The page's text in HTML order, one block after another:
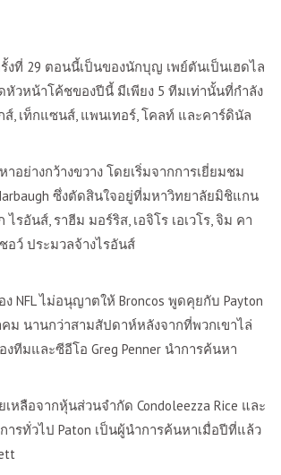
งที่ 29 ตอนนี้เป็นของนักบุญ เพย์ตันเป็นเฮดไล
หัวหน้าโค้ชของปีนี้ มีเพียง 5 ทีมเท่านั้นที่กำลัง
ส์, เท็กแซนส์, แพนเทอร์,โคลท์ และคาร์ดินัล
อย่างกว้างขวาง โดยเริ่มจากการเยี่ยมชม
ซึ่งตัดสินใจอยู่ที่มหาวิทยาลัยมิชิแกน
ไรอันส์, ราฮีม มอร์ริส, เอจิโร เอเวโร, จิม คา
อว์ ประมวลจ้างไรอันส์
ง NFLไม่อนุญาตให้ Broncos พูดคุยกับ Payton
ม นานกว่าสามสัปดาห์หลังจากที่พวกเขาไล่
งทีมและซีอีโอ Greg Penner นำการค้นหา
หลือจากหุ้นส่วนจำกัด Condoleezza Rice และ
ารทั่วไป Paton เป็นผู้นำการค้นหาเมื่อปีที่แล้ว